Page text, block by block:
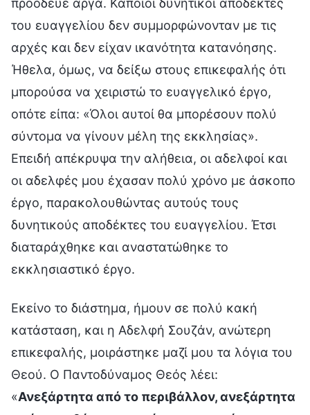
του ευαγγελίου δεν συμμορφώνονταν με τις
αρχές και δεν είχαν ικανότητα κατανόησης.
Ήθελα, όμως, να δείξω στους επικεφαλής ότι
μπορούσα να χειριστώ το ευαγγελικό έργο,
οπότε είπα: «Όλοι αυτοί θα μπορέσουν πολύ
σύντομα να γίνουν μέλη της εκκλησίας».
Επειδή απέκρυψα την αλήθεια, οι αδελφοί και
οι αδελφές μου έχασαν πολύ χρόνο με άσκοπο
έργο, παρακολουθώντας αυτούς τους
δυνητικούς αποδέκτες του ευαγγελίου. Έτσι
διαταράχθηκε και αναστατώθηκε το
εκκλησιαστικό έργο.
Εκείνο το διάστημα, ήμουν σε πολύ κακή
κατάσταση, και η Αδελφή Σουζάν, ανώτερη
επικεφαλής, μοιράστηκε μαζί μου τα λόγια του
Θεού. Ο Παντοδύναμος Θεός λέει:
«Ανεξάρτητα από το περιβάλλον, ανεξάρτητα